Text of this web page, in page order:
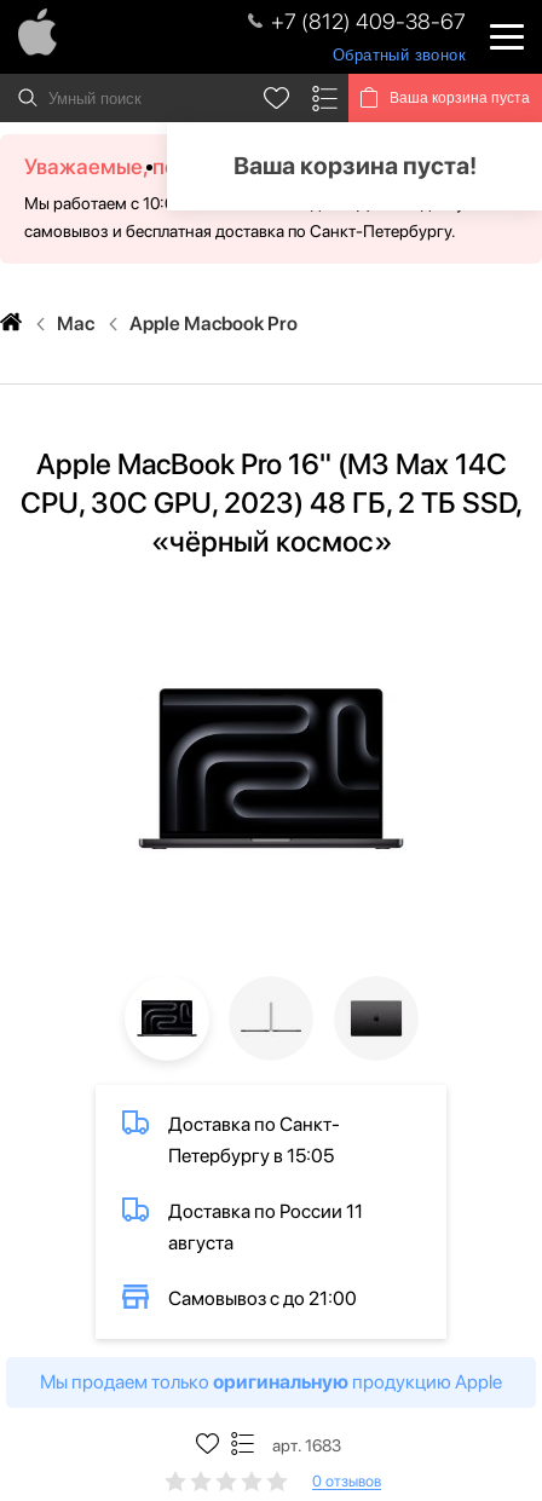
+7 (812) 409-38-67
Обратный звонок
Ваша корзина пуста
Ваша корзина пуста!
Уважаемые, посетители!
Мы работаем с 10:00 - 21:00 без выходных. Для Вас доступен
самовывоз и бесплатная доставка по Санкт-Петербургу.
Mac Apple Macbook Pro
Apple MacBook Pro 16" (M3 Max 14C
CPU, 30C GPU, 2023) 48 ГБ, 2 ТБ SSD,
«чёрный космос»
Доставка по Санкт-
Петербургу в 15:05
Доставка по России 11
августа
Самовывоз с до 21:00
Мы продаем только оригинальную продукцию Apple
арт. 1683
0 отзывов